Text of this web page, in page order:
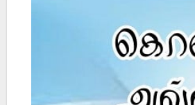
Did Jesus Resurrect on